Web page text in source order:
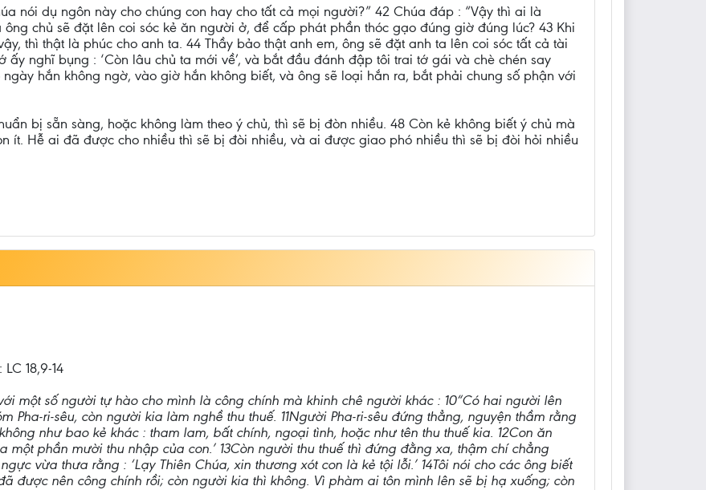
nói dụ ngôn này cho chúng con hay cho tất cả mọi người?” 42 Chúa đáp : “Vậy thì ai là
chủ sẽ đặt lên coi sóc kẻ ăn người ở, để cấp phát phần thóc gạo đúng giờ đúng lúc? 43 Khi
thì thật là phúc cho anh ta. 44 Thầy bảo thật anh em, ông sẽ đặt anh ta lên coi sóc tất cả tài
nghĩ bụng : ‘Còn lâu chủ ta mới về’, và bắt đầu đánh đập tôi trai tớ gái và chè chén say
hắn không ngờ, vào giờ hắn không biết, và ông sẽ loại hắn ra, bắt phải chung số phận với
bị sẵn sàng, hoặc không làm theo ý chủ, thì sẽ bị đòn nhiều. 48 Còn kẻ không biết ý chủ mà
ít. Hễ ai đã được cho nhiều thì sẽ bị đòi nhiều, và ai được giao phó nhiều thì sẽ bị đòi hỏi nhiều
18,9-14
một số người tự hào cho mình là công chính mà khinh chê người khác : 10“Có hai người lên
Pha-ri-sêu, còn người kia làm nghề thu thuế. 11Người Pha-ri-sêu đứng thẳng, nguyện thầm rằng
như bao kẻ khác : tham lam, bất chính, ngoại tình, hoặc như tên thu thuế kia. 12Con ăn
một phần mười thu nhập của con.’ 13Còn người thu thuế thì đứng đằng xa, thậm chí chẳng
vừa thưa rằng : ‘Lạy Thiên Chúa, xin thương xót con là kẻ tội lỗi.’ 14Tôi nói cho các ông biết
được nên công chính rồi; còn người kia thì không. Vì phàm ai tôn mình lên sẽ bị hạ xuống; còn